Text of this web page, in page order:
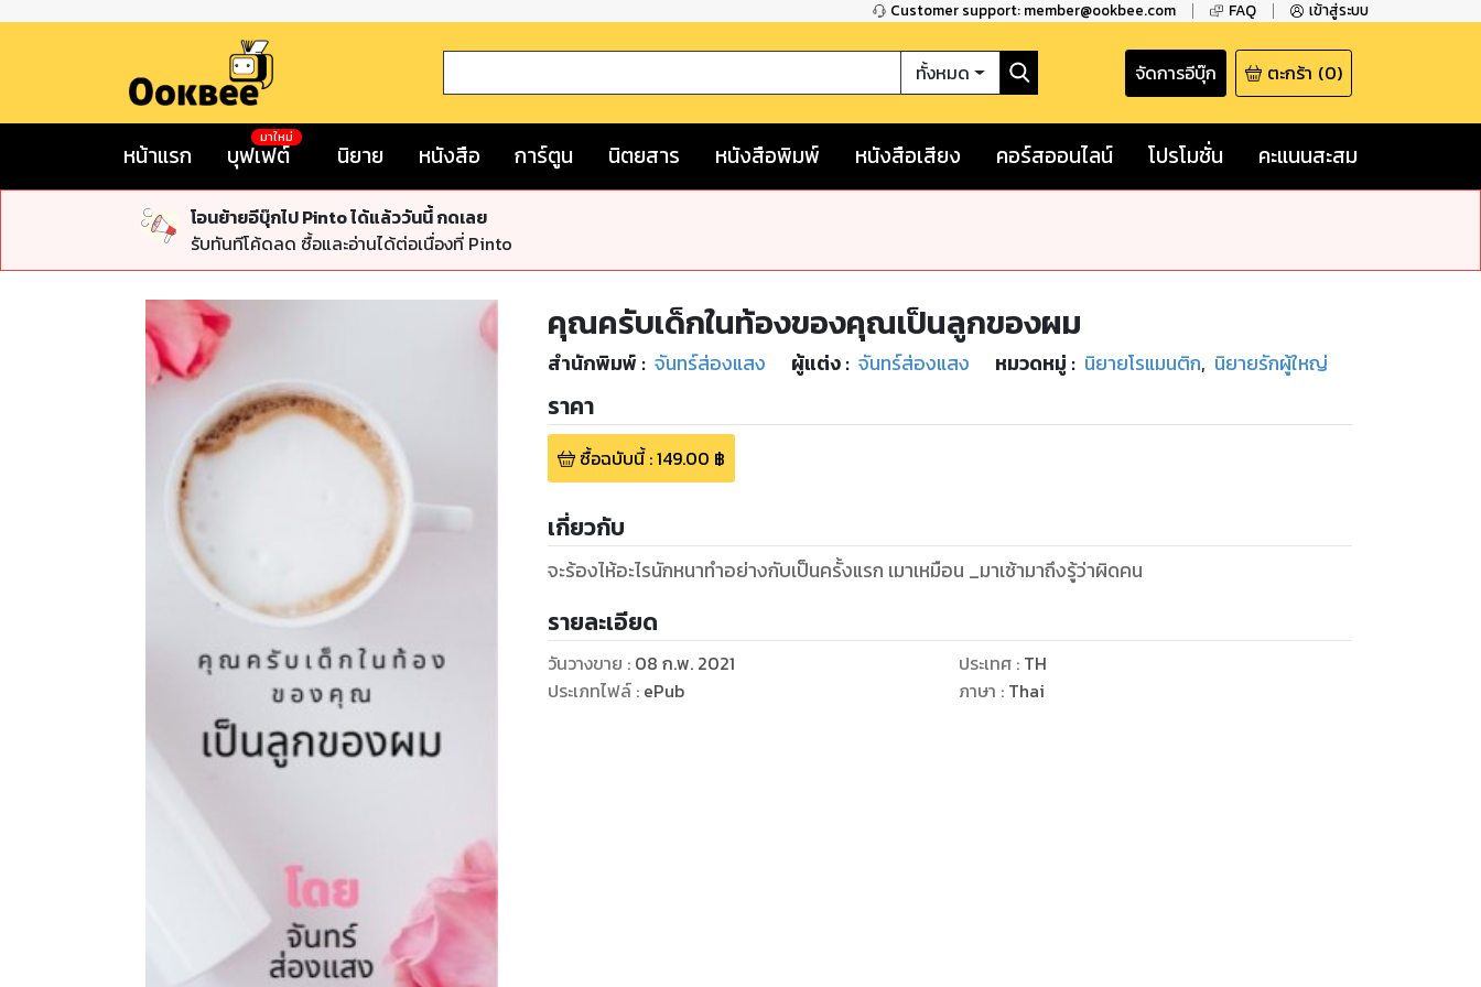
Customer support: member@ookbee.com FAQ เข้าสู่ระบบ
ทั้งหมด จัดการอีบุ๊ก ตะกร้า (0)
หน้าแรก บุฟเฟต์
มาใหม่
นิยาย หนังสือ การ์ตูน นิตยสาร หนังสือพิมพ์ หนังสือเสียง คอร์สออนไลน์ โปรโมชั่น คะแนนสะสม
โอนย้ายอีบุ๊กไป Pinto ได้แล้ววันนี้ กดเลย
รับทันทีโค้ดลด ซื้อและอ่านได้ต่อเนื่องที่ Pinto
คุณครับเด็กในท้องของคุณเป็นลูกของผม
สำนักพิมพ์ : จันทร์ส่องแสง ผู้แต่ง : จันทร์ส่องแสง หมวดหมู่ : นิยายโรแมนติก, นิยายรักผู้ใหญ่
ราคา
ซื้อฉบับนี้:149.00 ฿
เกี่ยวกับ
จะร้องไห้อะไรนักหนาทำอย่างกับเป็นครั้งแรก เมาเหมือน _มาเช้ามาถึงรู้ว่าผิดคน
รายละเอียด
วันวางขาย : 08 ก.พ. 2021
ประเภทไฟล์: ePub
ประเทศ : TH
ภาษา : Thai